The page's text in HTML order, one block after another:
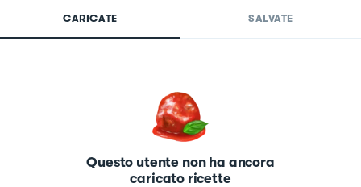
CARICATE SALVATE
Questo utente non ha ancora
caricato ricette